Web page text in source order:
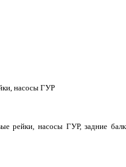
насосы ГУР
рейки, насосы ГУР, задние